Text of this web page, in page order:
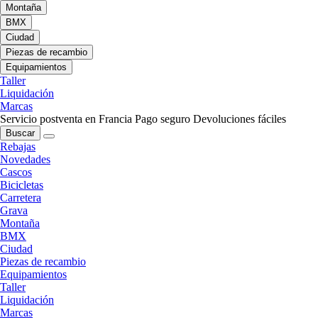
Montaña
BMX
Ciudad
Piezas de recambio
Equipamientos
Taller
Liquidación
Marcas
Servicio postventa en Francia Pago seguro Devoluciones fáciles
Buscar
Rebajas
Novedades
Cascos
Bicicletas
Carretera
Grava
Montaña
BMX
Ciudad
Piezas de recambio
Equipamientos
Taller
Liquidación
Marcas